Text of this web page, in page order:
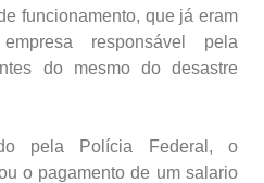
funcionamento, que já eram
responsável pela
do mesmo do desastre
pela Polícia Federal, o
o pagamento de um salario